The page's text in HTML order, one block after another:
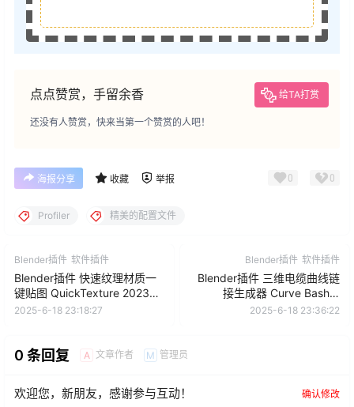
点点赞赏，手留余香 给TA打赏
还没有人赞赏，快来当第一个赞赏的人吧！
海报分享 收藏 举报 0 0
Profiler 精美的配置文件
Blender插件 软件插件
Blender插件 快速纹理材质一
键贴图 QuickTexture 2023
V1.0 for Blender 3.5
2025-6-18 23:18:27
Blender插件 软件插件
Blender插件 三维电缆曲线链
接生成器 Curve Basher
V1.3.7
2025-6-18 23:36:22
0 条回复 A 文章作者 M 管理员
欢迎您，新朋友，感谢参与互动！ 确认修改